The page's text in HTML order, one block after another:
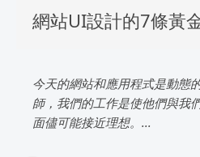
網站UI設計的7條黃
今天的網站和應用程式是動態
師，我們的工作是使他們與我
面儘可能接近理想。...